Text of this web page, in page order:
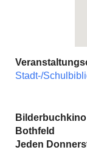
Stadt-/
Bothfeld
Jeden